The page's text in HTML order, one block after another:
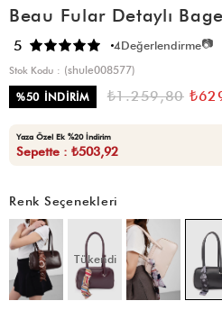
Beau Fular Detaylı
5 4Değerlendirme📷
Stok Kodu
(shule008577)
%50 İNDIRIM ₺1.259,80
Yaza Özel Ek %20 İndirim
Sepette : ₺503,92
Renk Seçenekleri
Tükendi